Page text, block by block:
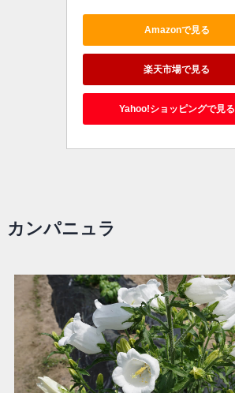
Amazonで見る
楽天市場で見る
Yahoo!ショッピングで見る
カンパニュラ